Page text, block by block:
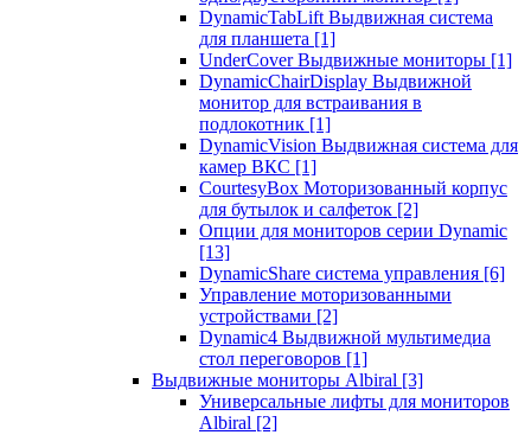
DynamicTabLift Выдвижная система
для планшета [1]
UnderCover Выдвижные мониторы [1]
DynamicChairDisplay Выдвижной
монитор для встраивания в
подлокотник [1]
DynamicVision Выдвижная система для
камер ВКС [1]
CourtesyBox Моторизованный корпус
для бутылок и салфеток [2]
Опции для мониторов серии Dynamic
[13]
DynamicShare система управления [6]
Управление моторизованными
устройствами [2]
Dynamic4 Выдвижной мультимедиа
стол переговоров [1]
Выдвижные мониторы Albiral [3]
Универсальные лифты для мониторов
Albiral [2]